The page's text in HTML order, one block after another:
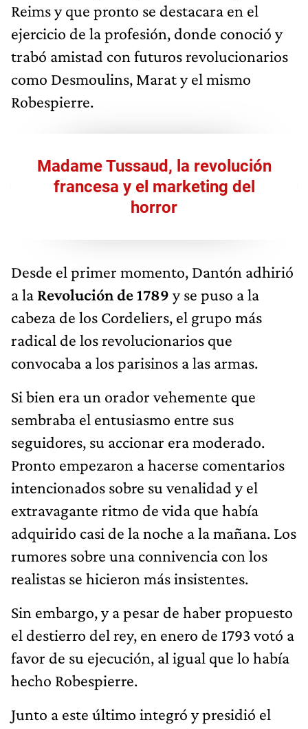
Reims y que pronto se destacara en el
ejercicio de la profesión, donde conoció y
trabó amistad con futuros revolucionarios
como Desmoulins, Marat y el mismo
Robespierre.
Madame Tussaud, la revolución
francesa y el marketing del
horror
Desde el primer momento, Dantón adhirió
a la Revolución de 1789 y se puso a la
cabeza de los Cordeliers, el grupo más
radical de los revolucionarios que
convocaba a los parisinos a las armas.
Si bien era un orador vehemente que
sembraba el entusiasmo entre sus
seguidores, su accionar era moderado.
Pronto empezaron a hacerse comentarios
intencionados sobre su venalidad y el
extravagante ritmo de vida que había
adquirido casi de la noche a la mañana. Los
rumores sobre una connivencia con los
realistas se hicieron más insistentes.
Sin embargo, y a pesar de haber propuesto
el destierro del rey, en enero de 1793 votó a
favor de su ejecución, al igual que lo había
hecho Robespierre.
Junto a este último integró y presidió el